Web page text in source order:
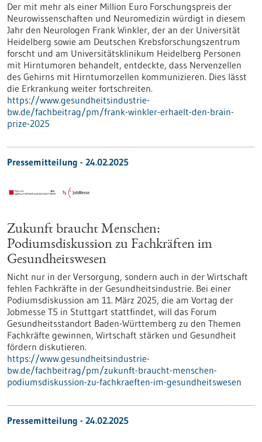
Der mit mehr als einer Million Euro Forschungspreis der
Neurowissenschaften und Neuromedizin würdigt in diesem
Jahr den Neurologen Frank Winkler, der an der Universität
Heidelberg sowie am Deutschen Krebsforschungszentrum
forscht und am Universitätsklinikum Heidelberg Personen
mit Hirntumoren behandelt, entdeckte, dass Nervenzellen
des Gehirns mit Hirntumorzellen kommunizieren. Dies lässt
die Erkrankung weiter fortschreiten.
https://www.gesundheitsindustrie-
bw.de/fachbeitrag/pm/frank-winkler-erhaelt-den-brain-
prize-2025
Pressemitteilung - 24.02.2025
Zukunft braucht Menschen:
Podiumsdiskussion zu Fachkräften im
Gesundheitswesen
Nicht nur in der Versorgung, sondern auch in der Wirtschaft
fehlen Fachkräfte in der Gesundheitsindustrie. Bei einer
Podiumsdiskussion am 11. März 2025, die am Vortag der
Jobmesse T5 in Stuttgart stattfindet, will das Forum
Gesundheitsstandort Baden-Württemberg zu den Themen
Fachkräfte gewinnen, Wirtschaft stärken und Gesundheit
fördern diskutieren.
https://www.gesundheitsindustrie-
bw.de/fachbeitrag/pm/zukunft-braucht-menschen-
podiumsdiskussion-zu-fachkraeften-im-gesundheitswesen
Pressemitteilung - 24.02.2025